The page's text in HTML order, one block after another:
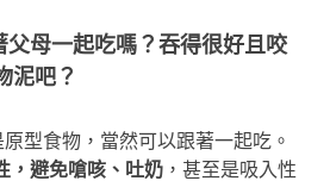
父母一起吃嗎？吞得很好且咬
泥吧？
型食物，當然可以跟著一起吃。
，避免嗆咳、吐奶 ，甚至是吸入性